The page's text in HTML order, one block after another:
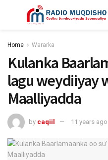
Home Wararka
Kulanka
lagu weydiiyay
Maalliyadda
by caqiil 11 years ago